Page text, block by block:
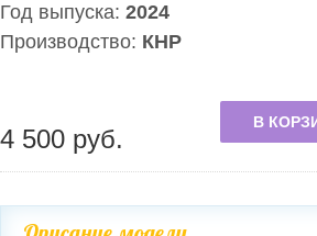
Год выпуска: 2024
Производство: КНР
4 500 руб.
В